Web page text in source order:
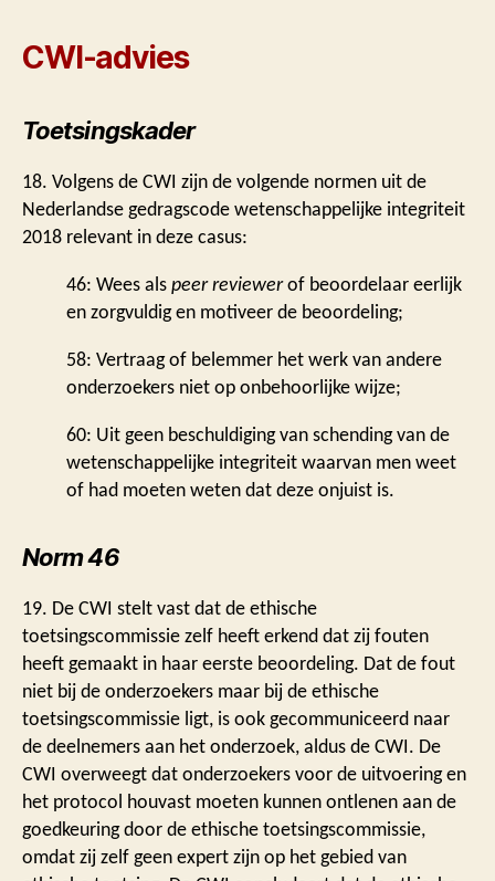
CWI-advies
Toetsingskader
18. Volgens de CWI zijn de volgende normen uit de
Nederlandse gedragscode wetenschappelijke integriteit
2018 relevant in deze casus:
46: Wees alspeer reviewerof beoordelaar eerlijk
en zorgvuldig en motiveer de beoordeling;
58: Vertraag of belemmer het werk van andere
onderzoekers niet op onbehoorlijke wijze;
60: Uit geen beschuldiging van schending van de
wetenschappelijke integriteit waarvan men weet
of had moeten weten dat deze onjuist is.
Norm 46
19. De CWI stelt vast dat de ethische
toetsingscommissie zelf heeft erkend dat zij fouten
heeft gemaakt in haar eerste beoordeling. Dat de fout
niet bij de onderzoekers maar bij de ethische
toetsingscommissie ligt, is ook gecommuniceerd naar
de deelnemers aan het onderzoek, aldus de CWI. De
CWI overweegt dat onderzoekers voor de uitvoering en
het protocol houvast moeten kunnen ontlenen aan de
goedkeuring door de ethische toetsingscommissie,
omdat zij zelf geen expert zijn op het gebied van